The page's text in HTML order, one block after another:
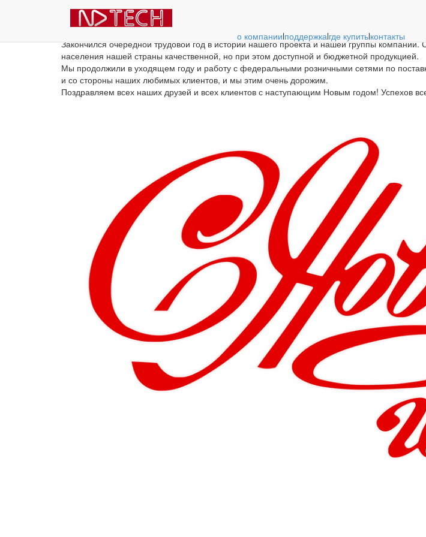
о компанииlподдержкаlгде купитьlконтакты
Всех с наступающим Новым годом дракона!
Закончился очередной трудовой год в истории нашего проекта и нашей группы
населения нашей страны качественной, но при этом доступной и бюджетной продукцией.
Мы продолжили в уходящем году и работу с федеральными розничными сетями по
и со стороны наших любимых клиентов, и мы этим очень дорожим.
Поздравляем всех наших друзей и всех клиентов с наступающим Новым годом! Успехов